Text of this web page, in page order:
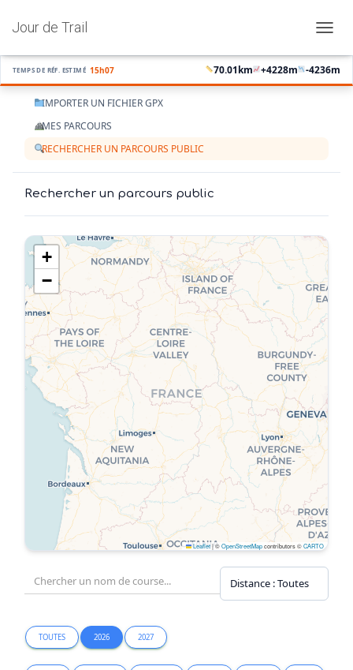
Jour de Trail
IMPORTER UN FICHIER GPX
MES PARCOURS
RECHERCHER UN PARCOURS PUBLIC
TEMPS DE RÉF. ESTIMÉ 15h07 70.01km +4228m -4236m
Rechercher un parcours public
+
−
Leaflet|©OpenStreetMapcontributors ©CARTO
TOUTES 2026 2027